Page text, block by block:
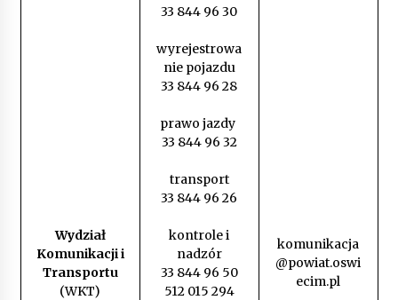
Wydział
Komunikacji i
Transportu
(WKT)
33 844 96 30
wyrejestrowa
nie pojazdu
33 844 96 28
prawo jazdy
33 844 96 32
transport
33 844 96 26
kontrole i
nadzór
33 844 96 50
512 015 294
komunikacja
@powiat.oswi
ecim.pl